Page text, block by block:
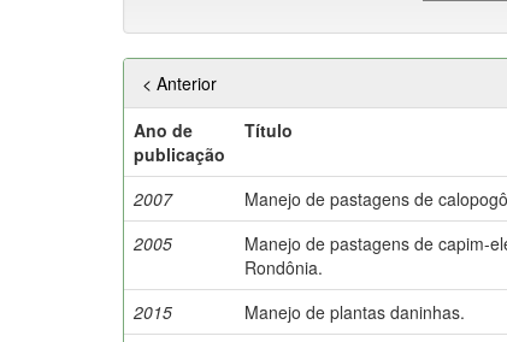
< Anterior
Ano de
publicação
Título
2007 Manejo de pastagens de
2005
Manejo de pastagens de capim-
Rondônia.
2015 Manejo de plantas daninhas.